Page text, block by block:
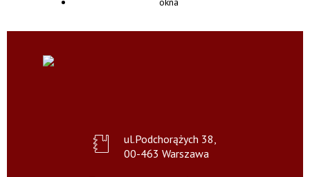
ul.Podchorążych 38,
00-463 Warszawa